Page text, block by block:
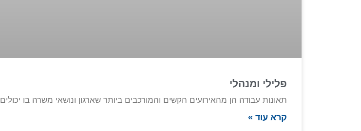
פלילי ומנהלי
תאונות עבודה הן מהאירועים הקשים והמורכבים ביותר שארגון ונושאי משרה בו יכולים
קרא עוד »